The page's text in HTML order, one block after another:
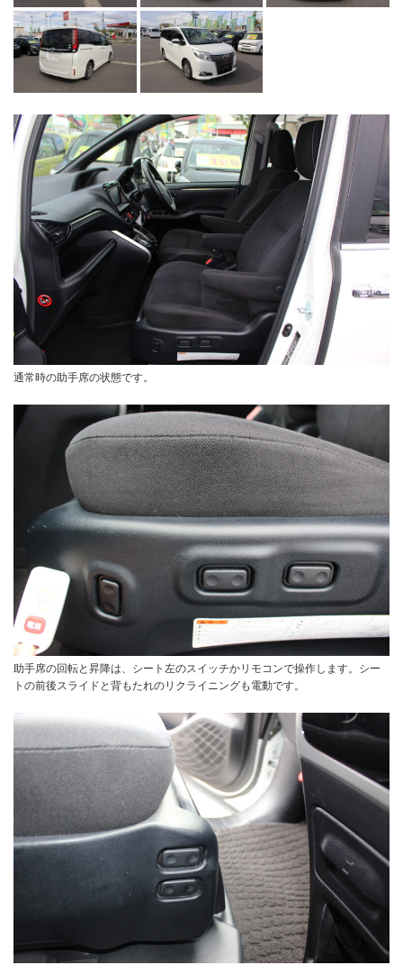
通常時の助手席の状態です。
助手席の回転と昇降は、シート左のスイッチかリモコンで操作します。シー
トの前後スライドと背もたれのリクライニングも電動です。